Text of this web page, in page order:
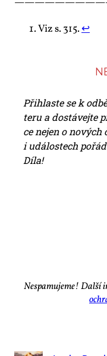
Viz s. 315.↩︎
Při­hlas­te se k
te­ru a do­stá­vej­te
ce nejen o no­vých
i udá­los­tech
Dí­la!
Ne­spa­mu­je­me! Dal­ší